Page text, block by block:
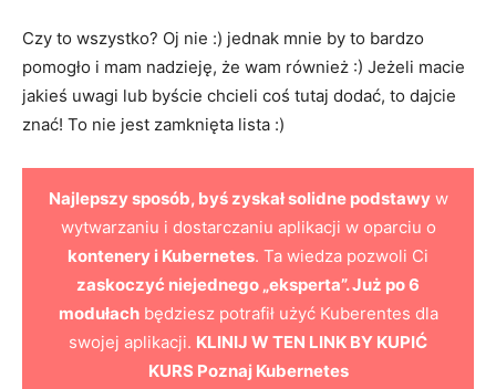
Czy to wszystko? Oj nie :) jednak mnie by to bardzo
pomogło i mam nadzieję, że wam również :) Jeżeli macie
jakieś uwagi lub byście chcieli coś tutaj dodać, to dajcie
znać! To nie jest zamknięta lista :)
Najlepszy sposób, byś zyskał solidne podstawyw
wytwarzaniu i dostarczaniu aplikacji w oparciu o
kontenery i Kubernetes. Ta wiedza pozwoli Ci
zaskoczyć niejednego „eksperta”. Już po 6
modułachbędziesz potrafił użyć Kuberentes dla
swojej aplikacji. KLINIJ W TEN LINK BY KUPIĆ
KURS Poznaj Kubernetes